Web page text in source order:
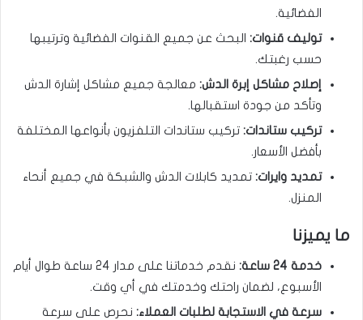
الفضائية.
توليف قنوات: البحث عن جميع القنوات الفضائية وترتيبها
حسب رغبتك.
إصلاح مشاكل إبرة الدش: معالجة جميع مشاكل إشارة الدش
وتأكد من جودة استقبالها.
تركيب ستاندات: تركيب ستاندات التلفزيون بأنواعها المختلفة
بأفضل الأسعار.
تمديد وايرات: تمديد كابلات الدش والشبكة في جميع أنحاء
المنزل.
ما يميزنا
خدمة 24 ساعة:
نقدم خدماتنا على مدار 24 ساعة طوال أيام
الأسبوع، لضمان راحتك وخدمتك في أي وقت.
سرعة في الاستجابة لطلبات العملاء: نحرص على سرعة